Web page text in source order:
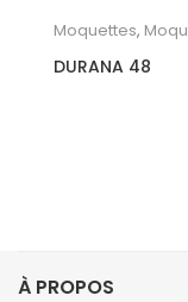
Moquettes,
DURANA 48
À PROPOS